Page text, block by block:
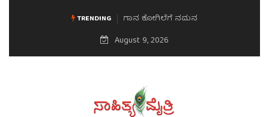
TRENDING ಮನಸಿನ ಸವಿಭಾವ
August 9, 2026